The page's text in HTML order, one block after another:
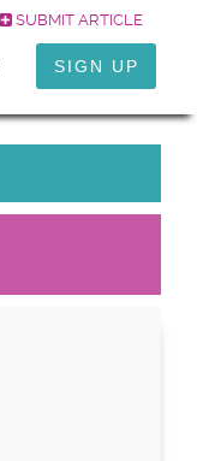
SUBMIT ARTICLE
SIGN UP